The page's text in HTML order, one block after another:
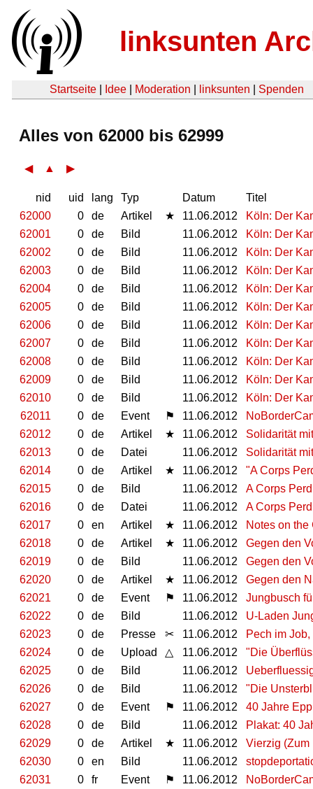
linksunten
Startseite Idee Moderation linksunten Spenden
Alles von 62000 bis 62999
◀ ▲ ▶
nid uid lang Typ Datum
Titel
62000
0 de Artikel ★ 11.06.2012
Köln: Der
62001
0 de Bild 11.06.2012
Köln: Der
62002
0 de Bild 11.06.2012
Köln: Der
62003
0 de Bild 11.06.2012
Köln: Der
62004
0 de Bild 11.06.2012
Köln: Der
62005
0 de Bild 11.06.2012
Köln: Der
62006
0 de Bild 11.06.2012
Köln: Der
62007
0 de Bild 11.06.2012
Köln: Der
62008
0 de Bild 11.06.2012
Köln: Der
62009
0 de Bild 11.06.2012
Köln: Der
62010
0 de Bild 11.06.2012
Köln: Der
62011
0 de Event ⚑ 11.06.2012
62012
0 de Artikel ★ 11.06.2012
Solidarität
62013
0 de Datei 11.06.2012
Solidarität
62014
0 de Artikel ★ 11.06.2012
"A Corps
62015
0 de Bild 11.06.2012
A Corps
62016
0 de Datei 11.06.2012
A Corps
62017
0 en Artikel ★ 11.06.2012
Notes on
62018
0 de Artikel ★ 11.06.2012
Gegen den
62019
0 de Bild 11.06.2012
Gegen den
62020
0 de Artikel ★ 11.06.2012
Gegen den
62021
0 de Event ⚑ 11.06.2012
Jungbusch
62022
0 de Bild 11.06.2012
U-Laden
62023
0 de Presse ✂ 11.06.2012
Pech im
62024
0 de Upload △ 11.06.2012
"Die
62025
0 de Bild 11.06.2012
62026
0 de Bild 11.06.2012
"Die
62027
0 de Event ⚑ 11.06.2012
40 Jahre
62028
0 de Bild 11.06.2012
Plakat: 40
62029
0 de Artikel ★ 11.06.2012
Vierzig (Zum
62030
0 en Bild 11.06.2012
62031
0 fr Event ⚑ 11.06.2012